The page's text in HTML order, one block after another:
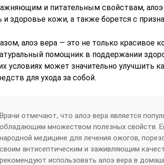
и питательным свойствам,
и здоровье кожи, а также борется с
алоэ вера — это не только красивое
помощник в поддержании
условиях может значительно улучшить
для ухода за собой.
Врачи отмечают, что алоэ вера является
обладающим множеством полезных свойств.
народной медицине для лечения ожогов,
своим антисептическим и заживляющим
рекомендуют использовать алоэ вера в